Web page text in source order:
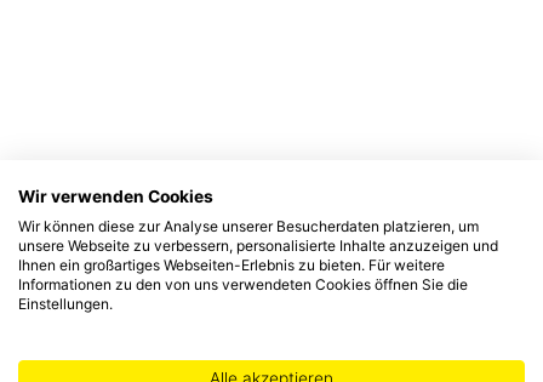
Wir verwenden Cookies
Wir können diese zur Analyse unserer Besucherdaten platzieren, um
unsere Webseite zu verbessern, personalisierte Inhalte anzuzeigen und
Ihnen ein großartiges Webseiten-Erlebnis zu bieten. Für weitere
Informationen zu den von uns verwendeten Cookies öffnen Sie die
Einstellungen.